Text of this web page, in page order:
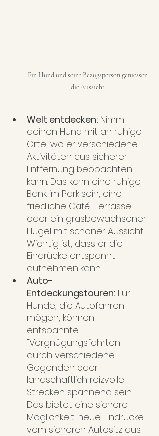
Ein Hund und seine Bezugsperson geniessen
die Aussicht.
Welt entdecken: Nimm
deinen Hund mit an ruhige
Orte, wo er verschiedene
Aktivitäten aus sicherer
Entfernung beobachten
kann. Das kann eine ruhige
Bank im Park sein, eine
friedliche Café-Terrasse
oder ein grasbewachsener
Hügel mit schöner Aussicht.
Wichtig ist, dass er die
Eindrücke entspannt
aufnehmen kann.
Auto-
Entdeckungstouren: Für
Hunde, die Autofahren
mögen, können
entspannte
"Vergnügungsfahrten"
durch verschiedene
Gegenden oder
landschaftlich reizvolle
Strecken spannend sein.
Das bietet eine sichere
Möglichkeit, neue Eindrücke
vom sicheren Autositz aus